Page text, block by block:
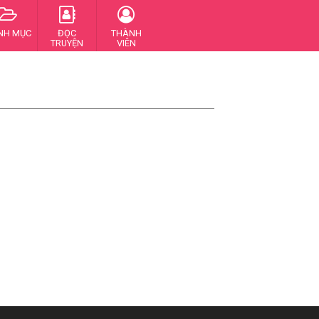
MỤC
ĐỌC
TRUYỆN
THÀNH
VIÊN